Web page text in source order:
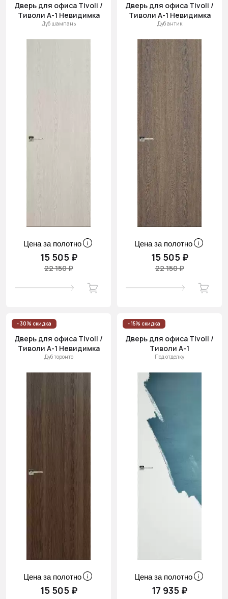
Дверь для офиса Tivoli /
Тиволи А-1 Невидимка
Дуб шампань
Цена за полотно
15 505 ₽
22 150 ₽
Дверь для офиса Tivoli /
Тиволи А-1 Невидимка
Дуб антик
Цена за полотно
15 505 ₽
22 150 ₽
- 30% скидка
Дверь для офиса Tivoli /
Тиволи А-1 Невидимка
Дуб торонто
Цена за полотно
15 505 ₽
- 15% скидка
Дверь для офиса Tivoli /
Тиволи А-1
Под отделку
Цена за полотно
17 935 ₽